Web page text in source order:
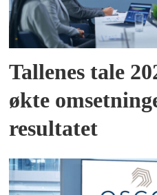
Tallenes tale
økte
resultatet